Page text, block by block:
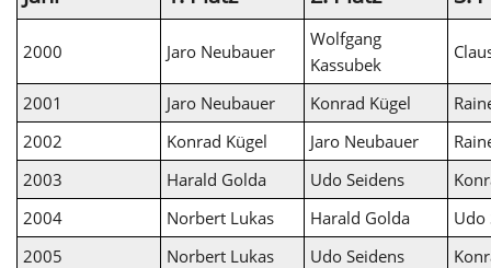
2000 Jaro Neubauer
Wolfgang
Kassubek
2001 Jaro Neubauer Konrad Kügel
2002
Konrad Kügel Jaro Neubauer
2003
Harald Golda Udo Seidens
2004
Norbert Lukas Harald Golda
Udo
2005
Norbert Lukas Udo Seidens